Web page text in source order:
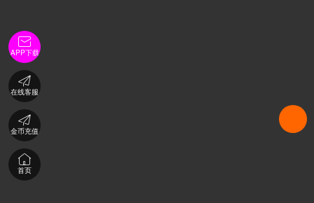

APP下载

在线客服

金币充值

首页